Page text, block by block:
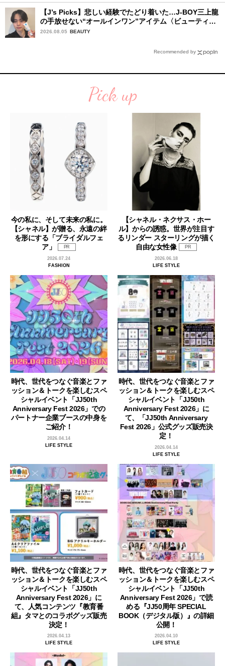
【J’s Picks】悲しい経験でたどり着いた…J-BOY三上龍
の手放せない“オールインワン”アイテム〈ビューティ＆
ファッション夏の必需品〉
2026.08.05 BEAUTY
Recommended by
Pick up
今の私に、そして未来の私に。
【シャネル】が贈る、永遠の絆
を形にする「ブライダルフェ
ア」
PR
2026.07.24
FASHION
【シャネル・ネクサス・ホー
ル】からの誘惑。世界が注目す
るリンダー スターリングが描く
自由な女性像
PR
2026.06.18
LIFE STYLE
時代、世代をつなぐ音楽とファ
ッション＆トークを楽しむスペ
シャルイベント「JJ50th
Anniversary Fest 2026」での
パートナー企業ブースの中身を
ご紹介！
2026.04.14
LIFE STYLE
時代、世代をつなぐ音楽とファ
ッション＆トークを楽しむスペ
シャルイベント「JJ50th
Anniversary Fest 2026」に
て、「JJ50th Anniversary
Fest 2026」公式グッズ販売決
定！
2026.04.14
LIFE STYLE
時代、世代をつなぐ音楽とファ
ッション＆トークを楽しむスペ
シャルイベント「JJ50th
Anniversary Fest 2026」に
て、人気コンテンツ『教育番
組』タマとのコラボグッズ販売
決定！
2026.04.13
LIFE STYLE
時代、世代をつなぐ音楽とファ
ッション＆トークを楽しむスペ
シャルイベント「JJ50th
Anniversary Fest 2026」で読
める『JJ50周年 SPECIAL
BOOK（デジタル版）』の詳細
公開！
2026.04.10
LIFE STYLE